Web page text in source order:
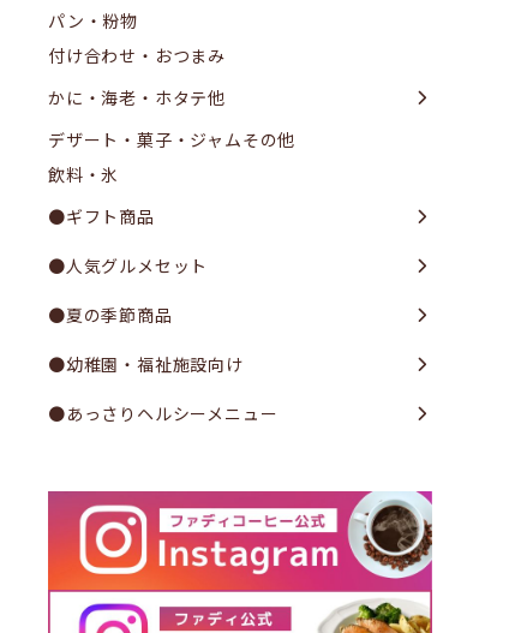
パン・粉物
付け合わせ・おつまみ
かに・海老・ホタテ他
デザート・菓子・ジャムその他
飲料・氷
●ギフト商品
●人気グルメセット
●夏の季節商品
●幼稚園・福祉施設向け
●あっさりヘルシーメニュー